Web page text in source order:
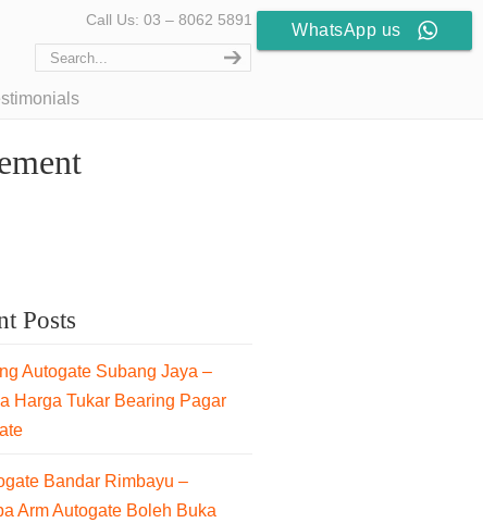
Call Us: 03 – 8062 5891
Posts
Autogate Subang Jaya –
Harga Tukar Bearing Pagar
Bandar Rimbayu –
Arm Autogate Boleh Buka
WhatsApp us